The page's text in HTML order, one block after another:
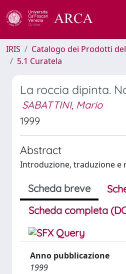
IRIS Catalogo dei Prodotti
5.1 Curatela
La roccia dipinta.
SABATTINI, Mario
1999
Abstract
Introduzione, traduzione e
Scheda breve
Scheda completa
Anno pubblicazione
1999